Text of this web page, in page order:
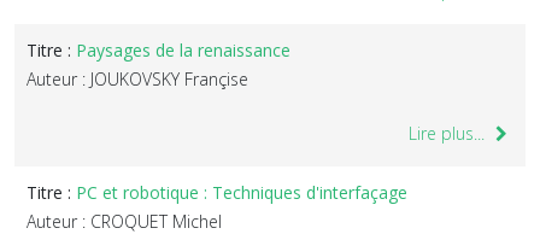
Titre : Paysages de la renaissance
Auteur : JOUKOVSKY Françise
Lire plus...
Titre : PC et robotique : Techniques d'interfaçage
Auteur : CROQUET Michel